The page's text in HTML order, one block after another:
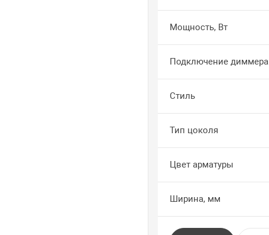
Мощность, Вт
Подключение диммера
Стиль
Тип цоколя
Цвет арматуры
Ширина, мм